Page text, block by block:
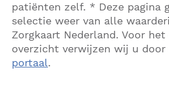
patiënten zelf. * Deze pagina
selectie weer van alle
Zorgkaart Nederland. Voor
overzicht verwijzen wij u door
portaal.